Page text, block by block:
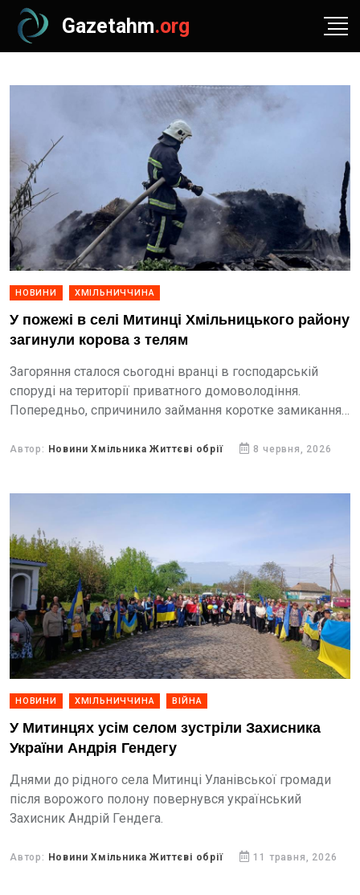
Gazetahm.org
НОВИНИ ХМІЛЬНИЧЧИНА
У пожежі в селі Митинці Хмільницького району
загинули корова з телям
Загоряння сталося сьогодні вранці в господарській
споруді на території приватного домоволодіння.
Попередньо, спричинило займання коротке замикання
Автор: Новини Хмільника Життєві обрії 8 червня, 2026
НОВИНИ ХМІЛЬНИЧЧИНА ВІЙНА
У Митинцях усім селом зустріли Захисника
України Андрія Гендегу
Днями до рідного села Митинці Уланівської громади
після ворожого полону повернувся український
Захисник Андрій Гендега.
Автор: Новини Хмільника Життєві обрії 11 травня, 2026